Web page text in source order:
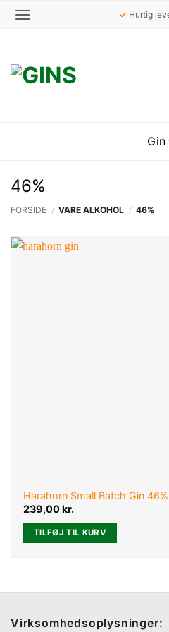
Fortsæt
✓ Hurtig
Gin
46%
FORSIDE / VARE ALKOHOL / 46%
Harahorn Small Batch Gin
239,00kr.
TILFØJ TIL KURV
Virksomhedsoplysninger: